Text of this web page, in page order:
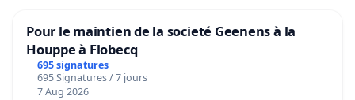
Pour le maintien de la societé Geenens à la
Houppe à Flobecq
695 signatures
695 Signatures / 7 jours
7 Aug 2026